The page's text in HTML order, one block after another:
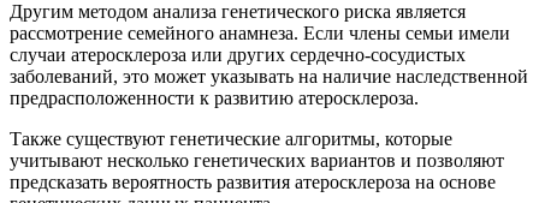
Другим методом анализа генетического риска является
рассмотрение семейного анамнеза. Если члены семьи имели
случаи атеросклероза или других сердечно-сосудистых
заболеваний, это может указывать на наличие наследственной
предрасположенности к развитию атеросклероза.
Также существуют генетические алгоритмы, которые
учитывают несколько генетических вариантов и позволяют
предсказать вероятность развития атеросклероза на основе